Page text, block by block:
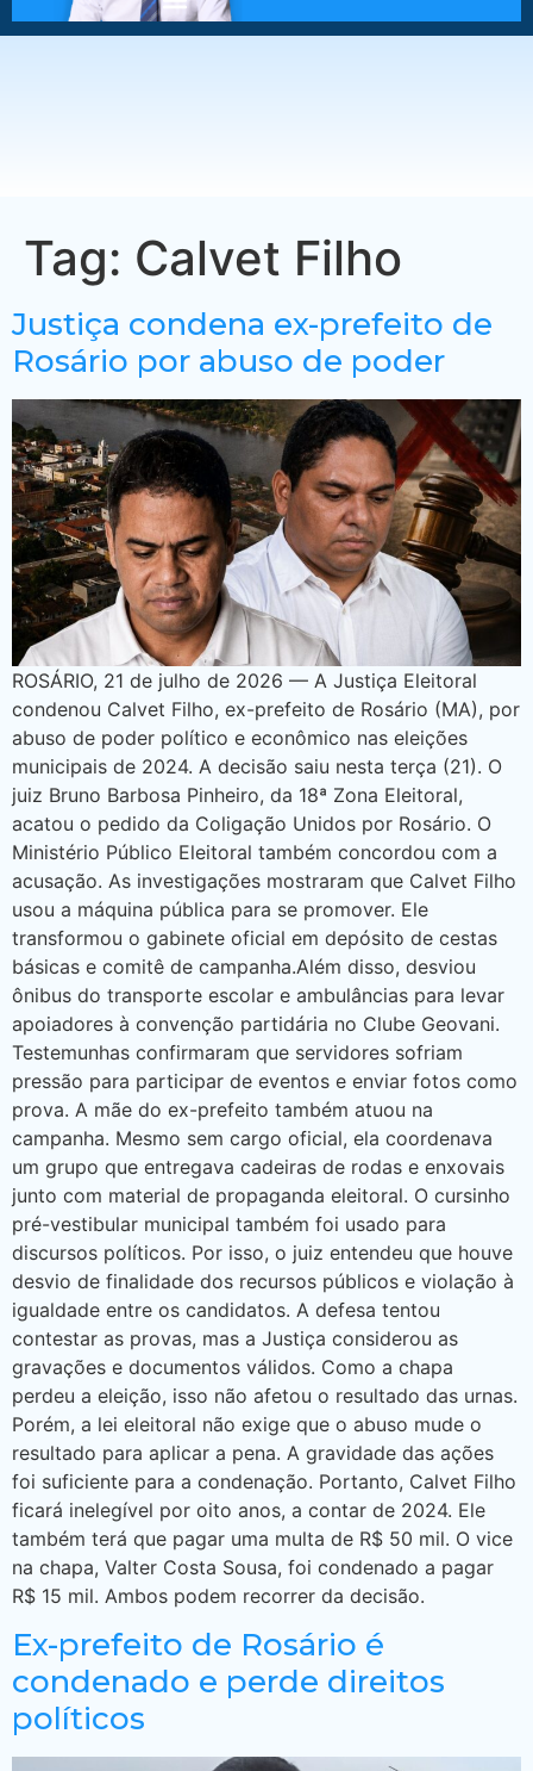
Tag: Calvet Filho
Justiça condena ex-prefeito de
Rosário por abuso de poder
ROSÁRIO, 21 de julho de 2026 — A Justiça Eleitoral
condenou Calvet Filho, ex-prefeito de Rosário (MA), por
abuso de poder político e econômico nas eleições
municipais de 2024. A decisão saiu nesta terça (21). O
juiz Bruno Barbosa Pinheiro, da 18ª Zona Eleitoral,
acatou o pedido da Coligação Unidos por Rosário. O
Ministério Público Eleitoral também concordou com a
acusação. As investigações mostraram que Calvet Filho
usou a máquina pública para se promover. Ele
transformou o gabinete oficial em depósito de cestas
básicas e comitê de campanha.Além disso, desviou
ônibus do transporte escolar e ambulâncias para levar
apoiadores à convenção partidária no Clube Geovani.
Testemunhas confirmaram que servidores sofriam
pressão para participar de eventos e enviar fotos como
prova. A mãe do ex-prefeito também atuou na
campanha. Mesmo sem cargo oficial, ela coordenava
um grupo que entregava cadeiras de rodas e enxovais
junto com material de propaganda eleitoral. O cursinho
pré-vestibular municipal também foi usado para
discursos políticos. Por isso, o juiz entendeu que houve
desvio de finalidade dos recursos públicos e violação à
igualdade entre os candidatos. A defesa tentou
contestar as provas, mas a Justiça considerou as
gravações e documentos válidos. Como a chapa
perdeu a eleição, isso não afetou o resultado das urnas.
Porém, a lei eleitoral não exige que o abuso mude o
resultado para aplicar a pena. A gravidade das ações
foi suficiente para a condenação. Portanto, Calvet Filho
ficará inelegível por oito anos, a contar de 2024. Ele
também terá que pagar uma multa de R$ 50 mil. O vice
na chapa, Valter Costa Sousa, foi condenado a pagar
R$ 15 mil. Ambos podem recorrer da decisão.
Ex-prefeito de Rosário é
condenado e perde direitos
políticos